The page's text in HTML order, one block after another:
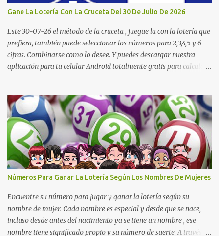
Día: 6 5 2 8 9 9 7 2 Lotería Dorado Tarde: 5 0 7 3 1 1 1 2 Lotería
Lotería de Huila: 2 9 4 4 6 1 1 7 Lotería De Manizales: 0 7 1 8 3 0 ...
Gane La Lotería Con La Cruceta Del 30 De Julio De 2026
Este 30-07-26 el método de la cruceta , juegue la con la lotería que
prefiera, también puede seleccionar los números para 2,3,4,5 y 6
cifras. Combinarse como lo desee. Y puedes descargar nuestra
aplicación para tu celular Android totalmente gratis para calcular
2026. La cruceta le da la oportunidad de escoger o combinar los
números del día para jugar en la lotería de cualquier país. Son
muchos los resultados exitosos de este sistema. Aplique este
sistema en loterías como Powerball, Baloto, Miloto , chances de
Colombia, Nacional, Cash y otras-Pruebe usted mismo y se
sorprenderá de sus resultados. La explicación gráfica de abajo,
además de enseñarle a re alizar la cruceta le muestra varias
combinaciones muy interesantes para que juegue su lotería
preferida. Los pasos a ...
Números Para Ganar La Lotería Según Los Nombres De Mujeres
Encuentre su número para jugar y ganar la lotería según su
nombre de mujer. Cada nombre es especial y desde que se nace,
incluso desde antes del nacimiento ya se tiene un nombre , ese
nombre tiene significado propio y su número de suerte. A través